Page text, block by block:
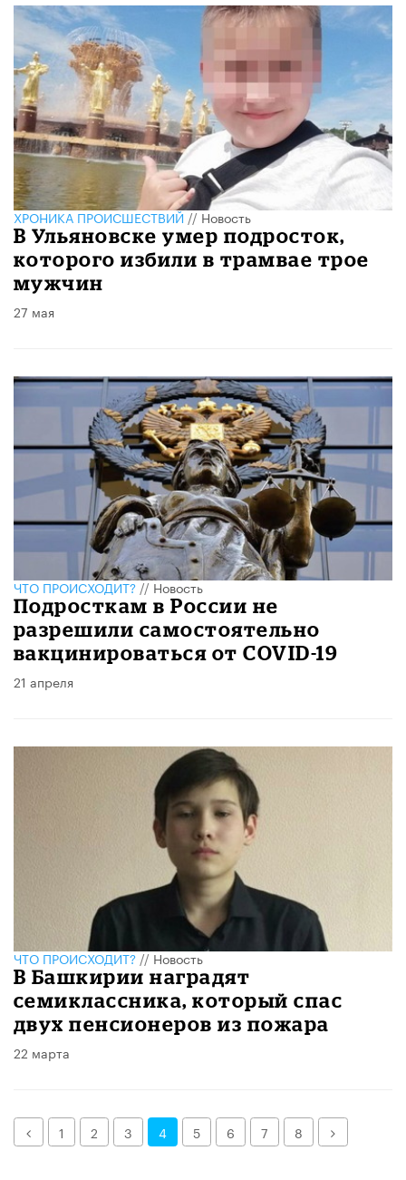
ХРОНИКА ПРОИСШЕСТВИЙ//Новость
В Ульяновске умер подросток,
которого избили в трамвае трое
мужчин
27 мая
ЧТО ПРОИСХОДИТ?//Новость
Подросткам в России не
разрешили самостоятельно
вакцинироваться от COVID-19
21 апреля
ЧТО ПРОИСХОДИТ?//Новость
В Башкирии наградят
семиклассника, который спас
двух пенсионеров из пожара
22 марта
Назад1 2 3 4 5 6 7 8 Далее